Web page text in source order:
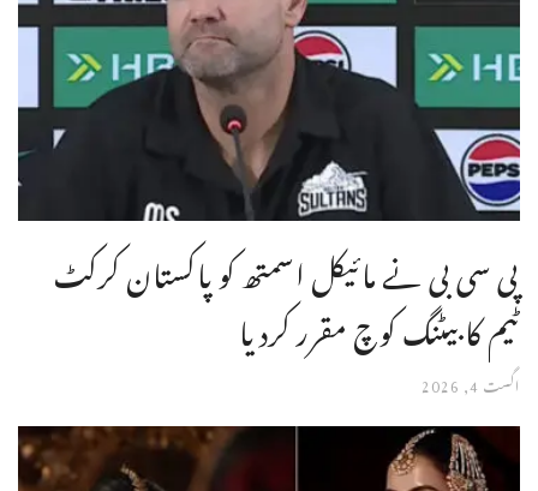
پی سی بی نے مائیکل اسمتھ کو پاکستان کرکٹ
ٹیم کا بیٹنگ کوچ مقرر کردیا
اگست 4, 2026